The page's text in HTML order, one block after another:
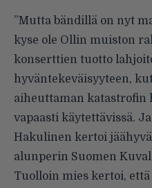
”Mutta bändillä on nyt
kyse ole Ollin muiston
konserttien tuotto
hyväntekeväisyyteen,
aiheuttaman katastrofin
vapaasti käytettävissä.
Hakulinen kertoi
alunperin Suomen
Tuolloin mies kertoi,